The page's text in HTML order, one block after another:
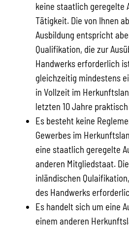
keine staatlich geregelte
Tätigkeit. Die von Ihnen
Ausbildung entspricht
Qualifikation, die zur
Handwerks erforderlich
gleichzeitig mindestens
in Vollzeit im
letzten 10 Jahre
Es besteht keine
Gewerbes im
eine staatlich geregelte
anderen Mitgliedstaat.
inländischen
des Handwerks
Es handelt sich um eine
einem anderen